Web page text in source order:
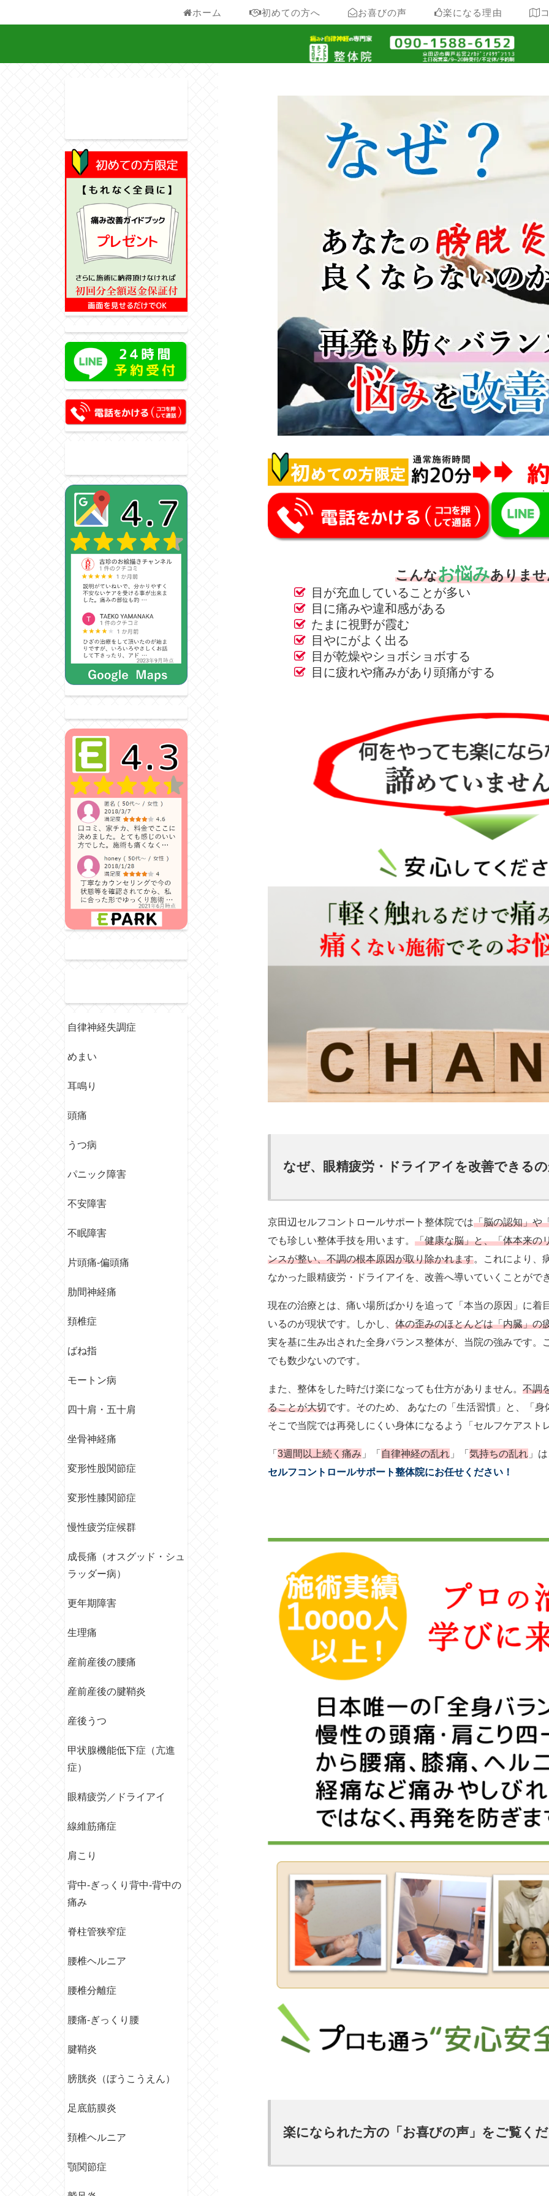
ホーム 初めての方へ お喜びの声 楽になる理由
こんなお悩みありま
目が充血していることが多い
目に痛みや違和感がある
たまに視野が霞む
目やにがよく出る
目が乾燥やショボショボする
目に疲れや痛みがあり頭痛がする
なぜ、眼精疲労・ドライアイを改善できる
京田辺セルフコントロールサポート整体院では「脳の認知」や
でも珍しい整体手技を用います。 「健康な脳」と、「体本来の
ンスが整い、不調の根本原因が取り除かれます。これにより、
なかった眼精疲労・ドライアイを、改善へ導いていくことがで
現在の治療とは、痛い場所ばかりを追って「本当の原因」に着
いるのが現状です。しかし、 体の歪みのほとんどは「内臓」の
実を基に生み出された全身バランス整体が、当院の強みです。
でも数少ないのです。
また、整体をした時だけ楽になっても仕方がありません。 不調
ることが大切です。そのため、 あなたの「生活習慣」と、「
そこで当院では再発しにくい身体になるよう「セルフケアスト
「 3週間以上続く痛み 」「 自律神経の乱れ 」「 気持ちの乱れ 」
セルフコントロールサポート整体院にお任せください！
楽になられた方の「お喜びの声」をご覧く
自律神経失調症
めまい
耳鳴り
頭痛
うつ病
パニック障害
不安障害
不眠障害
片頭痛-偏頭痛
肋間神経痛
頚椎症
ばね指
モートン病
四十肩・五十肩
坐骨神経痛
変形性股関節症
変形性膝関節症
慢性疲労症候群
成長痛（オスグッド・シュ
ラッダー病）
更年期障害
生理痛
産前産後の腰痛
産前産後の腱鞘炎
産後うつ
甲状腺機能低下症（亢進
症）
眼精疲労／ドライアイ
線維筋痛症
肩こり
背中‐ぎっくり背中‐背中の
痛み
脊柱管狭窄症
腰椎ヘルニア
腰椎分離症
腰痛‐ぎっくり腰
腱鞘炎
膀胱炎（ぼうこうえん）
足底筋膜炎
頚椎ヘルニア
顎関節症